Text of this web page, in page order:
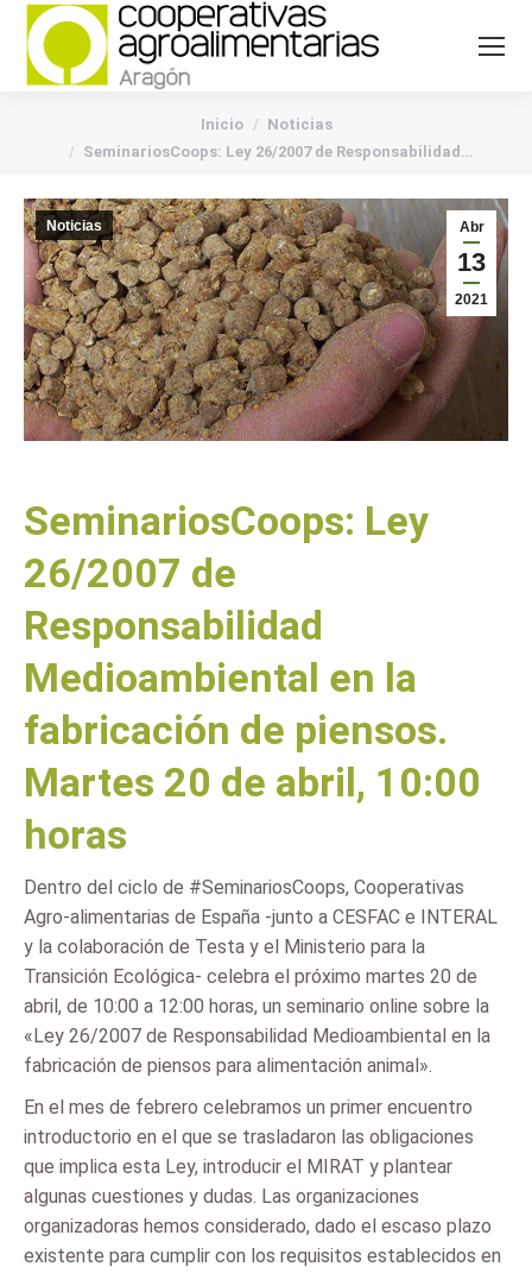
Inicio
Noticias
SeminariosCoops: Ley 26/2007 de Responsabilidad…
Abr
13
2021
Noticias
SeminariosCoops: Ley
26/2007 de
Responsabilidad
Medioambiental en la
fabricación de piensos.
Martes 20 de abril, 10:00
horas
Dentro del ciclo de #SeminariosCoops, Cooperativas
Agro-alimentarias de España -junto a CESFAC e INTERAL
y la colaboración de Testa y el Ministerio para la
Transición Ecológica- celebra el próximo martes 20 de
abril, de 10:00 a 12:00 horas, un seminario online sobre la
«Ley 26/2007 de Responsabilidad Medioambiental en la
fabricación de piensos para alimentación animal».
En el mes de febrero celebramos un primer encuentro
introductorio en el que se trasladaron las obligaciones
que implica esta Ley, introducir el MIRAT y plantear
algunas cuestiones y dudas. Las organizaciones
organizadoras hemos considerado, dado el escaso plazo
existente para cumplir con los requisitos establecidos en